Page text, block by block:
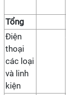
Tổng
Điện
thoại
các loại
và linh
kiện